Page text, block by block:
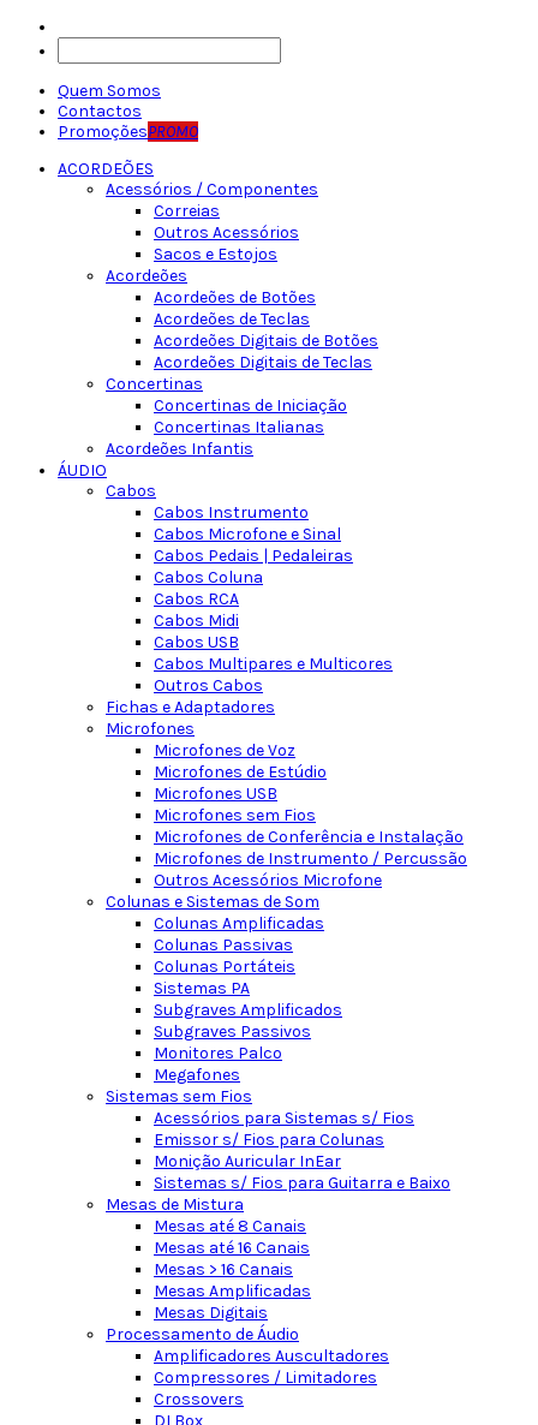
Quem Somos
Contactos
PromoçõesPROMO
ACORDEÕES
Acessórios / Componentes
Correias
Outros Acessórios
Sacos e Estojos
Acordeões
Acordeões de Botões
Acordeões de Teclas
Acordeões Digitais de Botões
Acordeões Digitais de Teclas
Concertinas
Concertinas de Iniciação
Concertinas Italianas
Acordeões Infantis
ÁUDIO
Cabos
Cabos Instrumento
Cabos Microfone e Sinal
Cabos Pedais | Pedaleiras
Cabos Coluna
Cabos RCA
Cabos Midi
Cabos USB
Cabos Multipares e Multicores
Outros Cabos
Fichas e Adaptadores
Microfones
Microfones de Voz
Microfones de Estúdio
Microfones USB
Microfones sem Fios
Microfones de Conferência e Instalação
Microfones de Instrumento / Percussão
Outros Acessórios Microfone
Colunas e Sistemas de Som
Colunas Amplificadas
Colunas Passivas
Colunas Portáteis
Sistemas PA
Subgraves Amplificados
Subgraves Passivos
Monitores Palco
Megafones
Sistemas sem Fios
Acessórios para Sistemas s/ Fios
Emissor s/ Fios para Colunas
Monição Auricular InEar
Sistemas s/ Fios para Guitarra e Baixo
Mesas de Mistura
Mesas até 8 Canais
Mesas até 16 Canais
Mesas > 16 Canais
Mesas Amplificadas
Mesas Digitais
Processamento de Áudio
Amplificadores Auscultadores
Compressores / Limitadores
Crossovers
DI Box